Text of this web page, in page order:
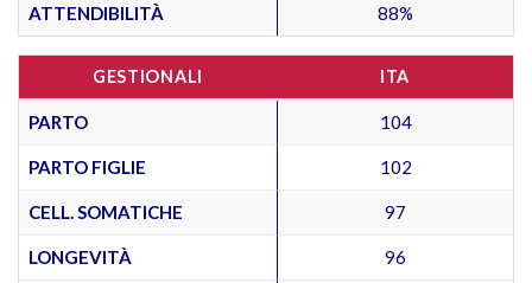
ATTENDIBILITÀ 88%
GESTIONALI ITA
PARTO 104
PARTO FIGLIE 102
CELL. SOMATICHE 97
LONGEVITÀ 96